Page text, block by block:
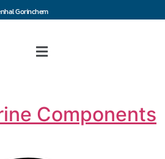
Gorinchem
Components